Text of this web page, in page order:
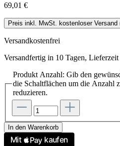
69,01 €
Preis inkl. MwSt. kostenloser Versand
Versandkostenfrei
Versandfertig in 10 Tagen,
Produkt Anzahl: Gib den
die Schaltflächen um die Anzahl
reduzieren.
In den Warenkorb